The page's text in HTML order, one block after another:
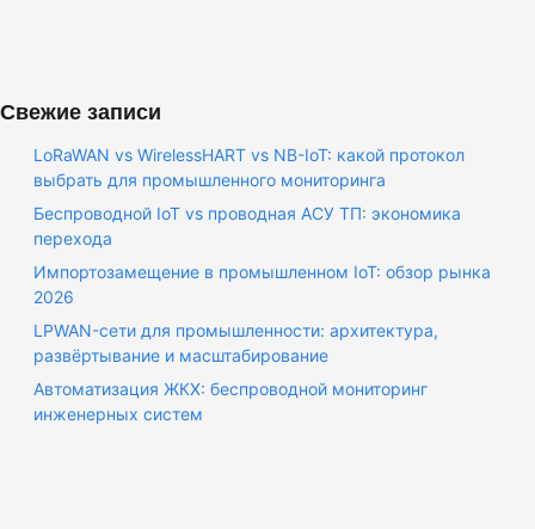
Свежие записи
LoRaWAN vs WirelessHART vs NB-IoT: какой протокол
выбрать для промышленного мониторинга
Беспроводной IoT vs проводная АСУ ТП: экономика
перехода
Импортозамещение в промышленном IoT: обзор рынка
2026
LPWAN-сети для промышленности: архитектура,
развёртывание и масштабирование
Автоматизация ЖКХ: беспроводной мониторинг
инженерных систем